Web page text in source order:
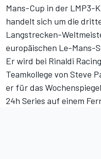
Mans-Cup in der LMP3-
handelt sich um die
Langstrecken-
europäischen Le-Mans-
Er wird bei Rinaldi
Teamkollege von Steve
er für das
24h Series auf einem